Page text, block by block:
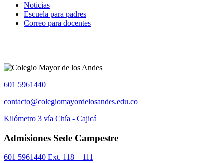
Noticias
Escuela para padres
Correo para docentes
601 5961440
contacto@colegiomayordelosandes.edu.co
Kilómetro 3 vía Chía - Cajicá
Admisiones Sede Campestre
601 5961440 Ext. 118 – 111